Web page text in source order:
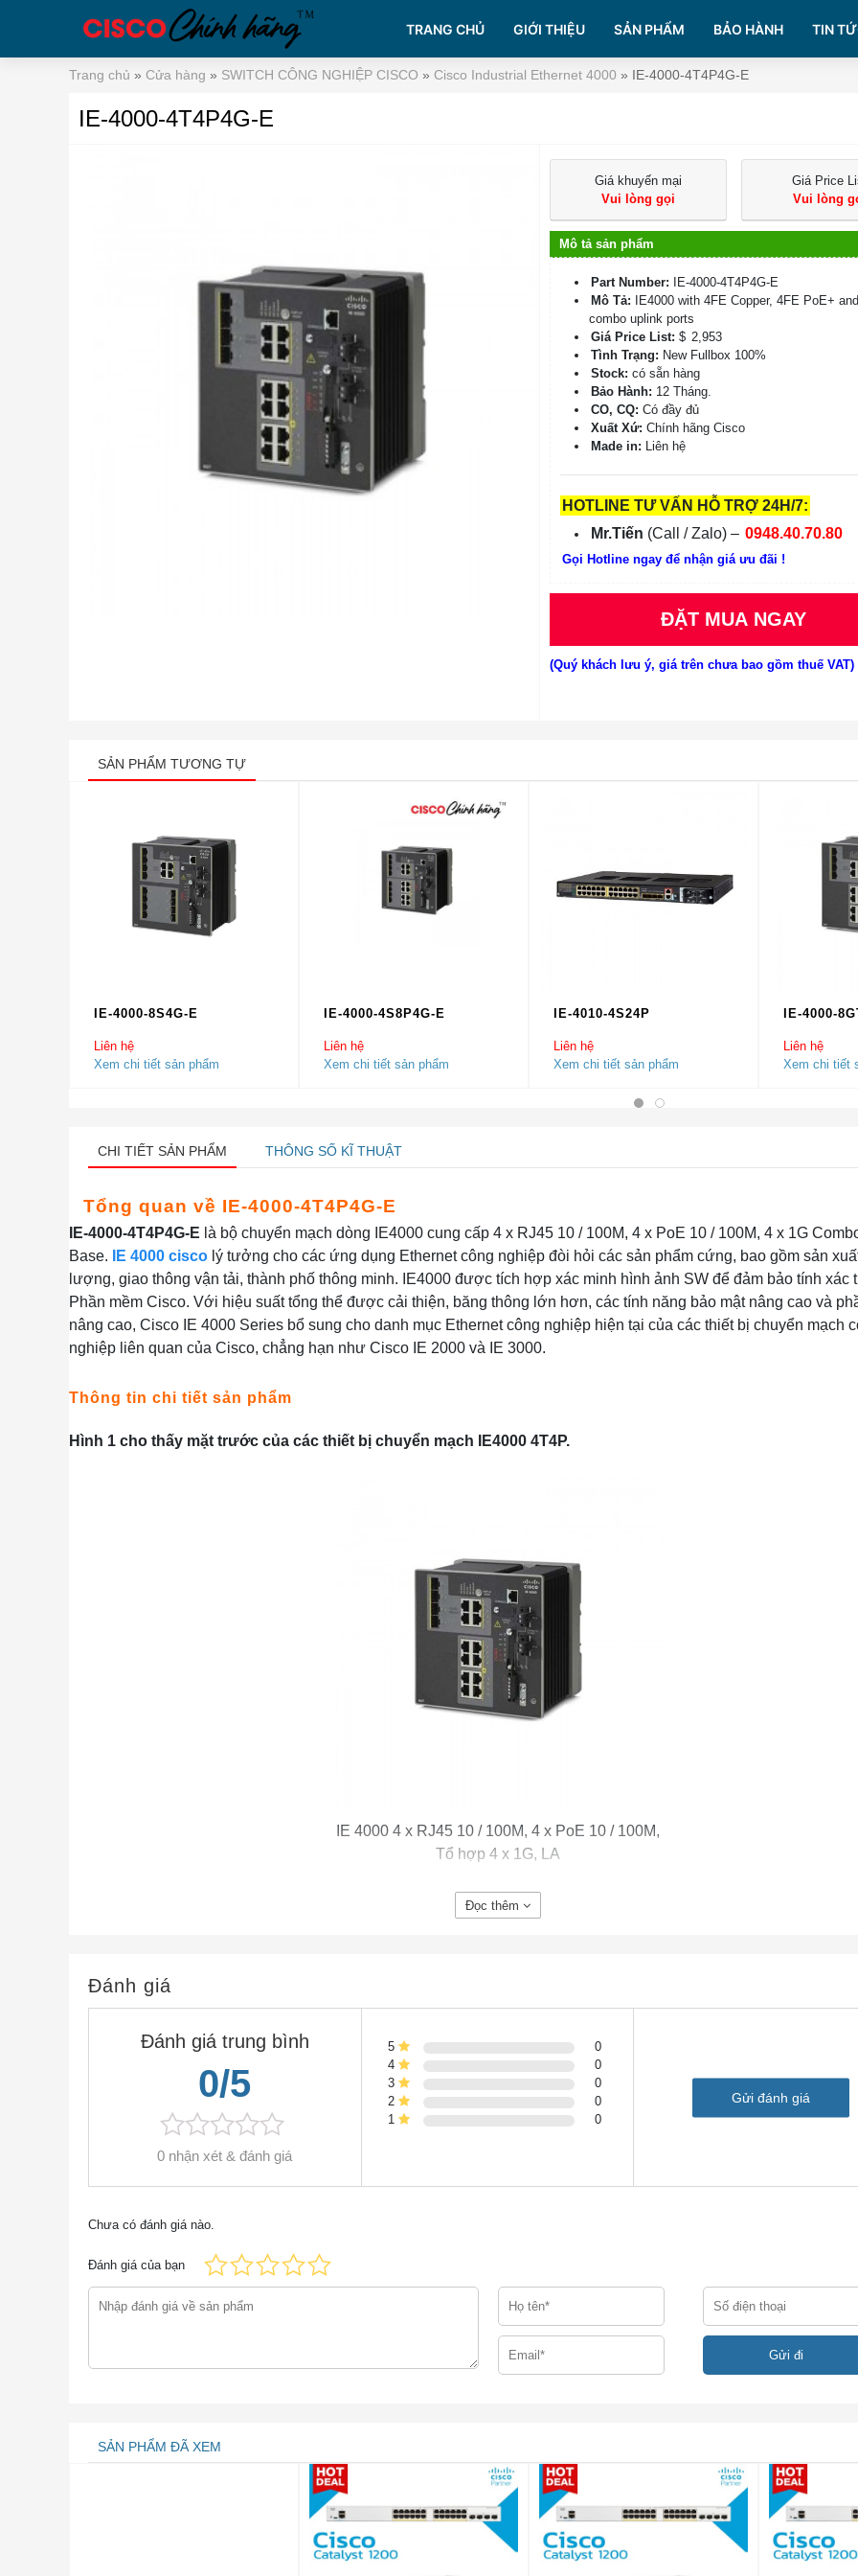
TRANG CHỦ GIỚI THIỆU SẢN PHẨM BẢO HÀNH TIN
Trang chủ » Cửa hàng » SWITCH CÔNG NGHIỆP CISCO » Cisco Industrial Ethernet 4000 » IE-4000-4T4P4G-E
IE-4000-4T4P4G-E
Giá khuyến mại
Vui lòng gọi
Giá Price
Vui lòng
Mô tả sản phẩm
Part Number: IE-4000-4T4P4G-E
Mô Tả:
IE4000 with 4FE Copper, 4FE PoE+
combo uplink ports
Giá Price List: $ 2,953
Tình Trạng: New Fullbox 100%
Stock: có sẵn hàng
Bảo Hành: 12 Tháng.
CO, CQ:Có đầy đủ
Xuất Xứ: Chính hãng Cisco
Made in: Liên hệ
HOTLINE TƯ VẤN HỖ TRỢ 24H/7:
Mr.Tiến (Call / Zalo) – 0948.40.70.80
Gọi Hotline ngay để nhận giá ưu đãi !
ĐẶT MUA NGAY
(Quý khách lưu ý, giá trên chưa bao gồm thuế VAT)
SẢN PHẨM TƯƠNG TỰ
IE-4000-8S4G-E
Liên hệ
Xem chi tiết sản phẩm
IE-4000-4S8P4G-E
Liên hệ
Xem chi tiết sản phẩm
IE-4010-4S24P
Liên hệ
Xem chi tiết sản phẩm
IE-4000-
Liên hệ
Xem chi tiết
CHI TIẾT SẢN PHẨM THÔNG SỐ KĨ THUẬT
Tổng quan về IE-4000-4T4P4G-E
IE-4000-4T4P4G-E là bộ chuyển mạch dòng IE4000 cung cấp 4 x RJ45 10 / 100M, 4 x PoE 10 / 100M, 4 x 1G
Base.
IE 4000 cisco lý tưởng cho các ứng dụng Ethernet công nghiệp đòi hỏi các sản phẩm cứng, bao gồm sản
lượng, giao thông vận tải, thành phố thông minh. IE4000 được tích hợp xác minh hình ảnh SW để đảm bảo tính xác
Phần mềm Cisco. Với hiệu suất tổng thể được cải thiện, băng thông lớn hơn, các tính năng bảo mật nâng cao và
nâng cao, Cisco IE 4000 Series bổ sung cho danh mục Ethernet công nghiệp hiện tại của các thiết bị chuyển mạch
nghiệp liên quan của Cisco, chẳng hạn như Cisco IE 2000 và IE 3000.
Thông tin chi tiết sản phẩm
Hình 1 cho thấy mặt trước của các thiết bị chuyển mạch IE4000 4T4P.
IE 4000 4 x RJ45 10 / 100M, 4 x PoE 10 / 100M,
Tổ hợp 4 x 1G, LA
Kết nối đất bảo vệ
Đọc thêm
Đánh giá
Đánh giá trung bình
0/5
0 nhận xét & đánh giá
5
0
4
0
3
0
2
0
1
0
Gửi đánh giá
Chưa có đánh giá nào.
Đánh giá của bạn
SẢN PHẨM ĐÃ XEM